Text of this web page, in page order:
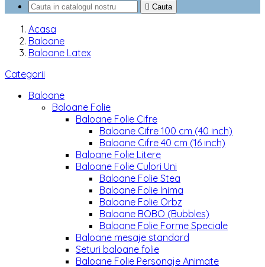
 Cauta
Acasa
Baloane
Baloane Latex
Categorii
Baloane
Baloane Folie
Baloane Folie Cifre
Baloane Cifre 100 cm (40 inch)
Baloane Cifre 40 cm (16 inch)
Baloane Folie Litere
Baloane Folie Culori Uni
Baloane Folie Stea
Baloane Folie Inima
Baloane Folie Orbz
Baloane BOBO (Bubbles)
Baloane Folie Forme Speciale
Baloane mesaje standard
Seturi baloane folie
Baloane Folie Personaje Animate